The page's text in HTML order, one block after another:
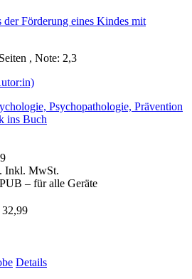
, Note: 2,3
Psychopathologie, Prävention
ins Buch
Inkl. MwSt.
– für alle Geräte
Details